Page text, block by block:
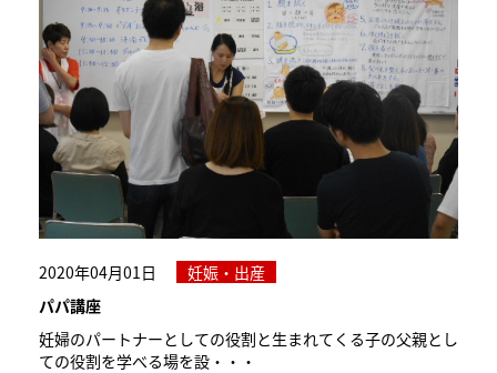
2020年04月01日
妊娠・出産
パパ講座
妊婦のパートナーとしての役割と生まれてくる子の父親とし
ての役割を学べる場を設・・・